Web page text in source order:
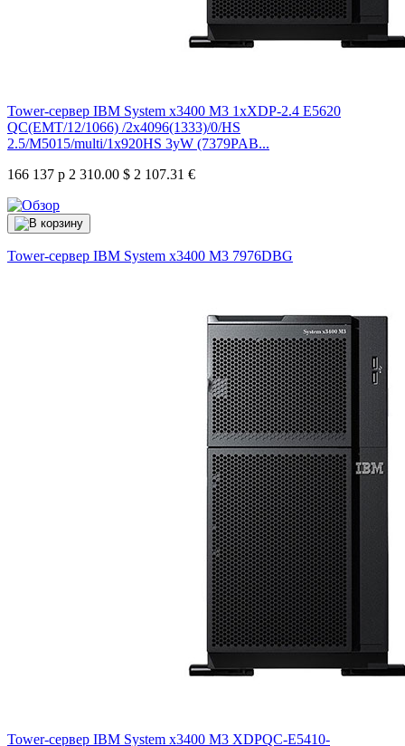
Tower-сервер IBM System x3400 M3 1xXDP-2.4 E5620
QC(EMT/12/1066) /2x4096(1333)/0/HS
2.5/M5015/multi/1x920HS 3yW (7379PAB...
166 137 р 2 310.00 $ 2 107.31 €
Tower-сервер IBM System x3400 M3 7976DBG
Tower-сервер IBM System x3400 M3 XDPQC-E5410-